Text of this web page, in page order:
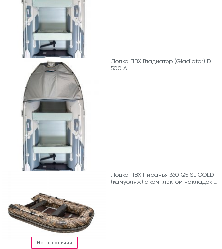
Лодка ПВХ Гладиатор (Gladiator) D
500 AL
Нет в наличии
Лодка ПВХ Пиранья 360 Q5 SL GOLD
(камуфляж) с комплектом накладок и